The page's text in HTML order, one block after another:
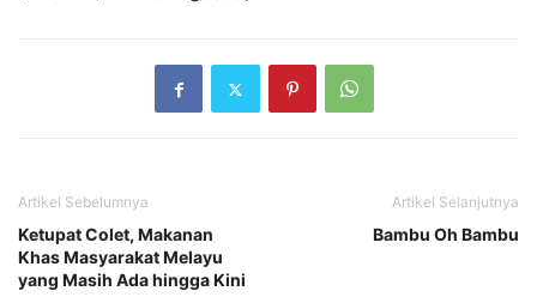
Artikel Sebelumnya
Ketupat Colet, Makanan
Khas Masyarakat Melayu
yang Masih Ada hingga Kini
Artikel Selanjutnya
Bambu Oh Bambu